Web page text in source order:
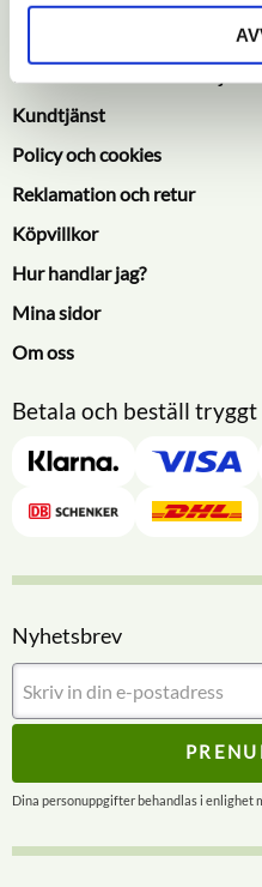
Information &
Kundtjänst
Policy och cookies
Reklamation och retur
Köpvillkor
Hur handlar jag?
Mina sidor
Om oss
Betala och beställ tryggt
Nyhetsbrev
Dina personuppgifter behandlas i enlighet